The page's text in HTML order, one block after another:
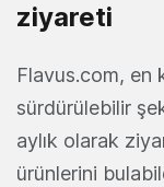
ziyareti
Flavus.com, en
sürdürülebilir
aylık olarak
ürünlerini